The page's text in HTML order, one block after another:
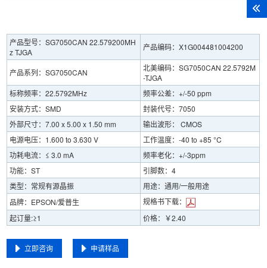
产品型号：SG7050CAN 22.579200MH
z TJGA
产品编码：X1G004481004200
产品系列：SG7050CAN
北美编码：SG7050CAN 22.5792M
-TJGA
标称频率：22.5792MHz
频率公差：+/-50 ppm
安装方式：SMD
封装代号：7050
外部尺寸：7.00 x 5.00 x 1.50 mm
输出波形： CMOS
电源电压：1.600 to 3.630 V
工作温度：-40 to +85 °C
功耗电流：≤ 3.0 mA
频率老化：+/-3ppm
功能：ST
引脚数：4
类型：常规有源晶振
用途：通用/一般用途
品牌：EPSON/爱普生
规格书下载：
起订量:≥1
价格：￥2.40
立即咨询 申请样品